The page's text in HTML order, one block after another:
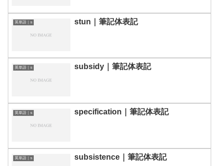
英単語｜s stun｜筆記体表記
英単語｜s subsidy｜筆記体表記
英単語｜s specification｜筆記体表記
英単語｜s subsistence｜筆記体表記